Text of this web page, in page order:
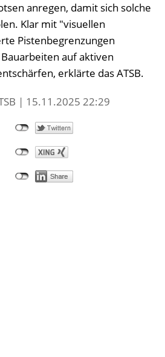
anregen, damit sich solche
Klar mit "visuellen
Pistenbegrenzungen
auf aktiven
erklärte das ATSB.
| 15.11.2025 22:29